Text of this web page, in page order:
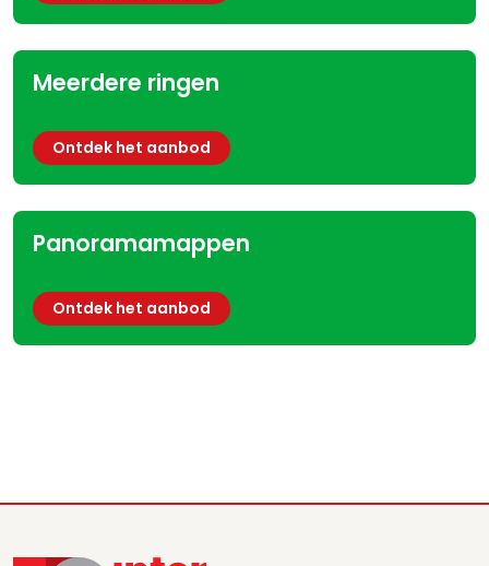
Meerdere ringen
Ontdek het aanbod
Panoramamappen
Ontdek het aanbod